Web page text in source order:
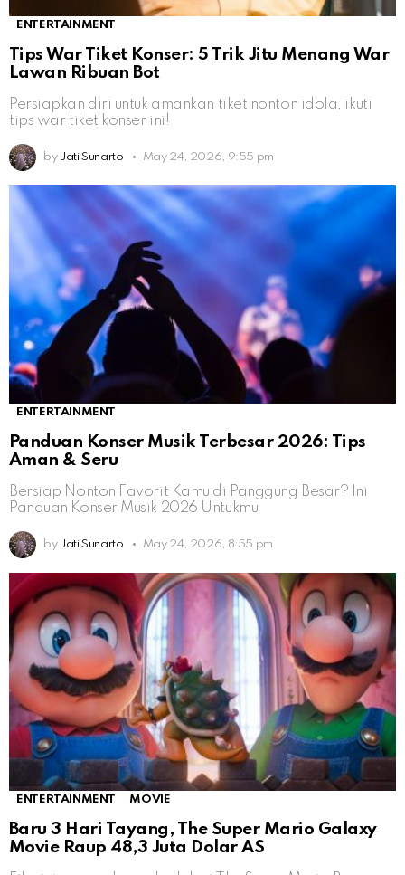
ENTERTAINMENT
Tips War Tiket Konser: 5 Trik Jitu Menang War
Lawan Ribuan Bot
Persiapkan diri untuk amankan tiket nonton idola, ikuti
tips war tiket konser ini!
by Jati Sunarto May 24, 2026, 9:55 pm
ENTERTAINMENT
Panduan Konser Musik Terbesar 2026: Tips
Aman & Seru
Bersiap Nonton Favorit Kamu di Panggung Besar? Ini
Panduan Konser Musik 2026 Untukmu
by Jati Sunarto May 24, 2026, 8:55 pm
ENTERTAINMENT MOVIE
Baru 3 Hari Tayang, The Super Mario Galaxy
Movie Raup 48,3 Juta Dolar AS